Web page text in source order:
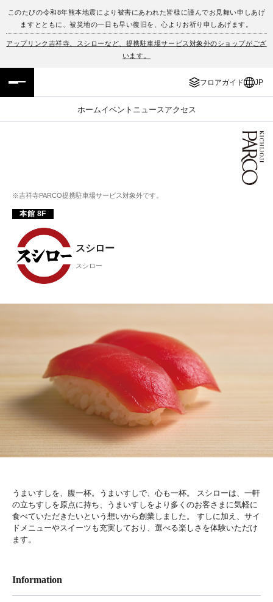
このたびの令和8年熊本地震により被害にあわれた皆様に謹んでお見舞い申しあげ
ますとともに、被災地の一日も早い復旧を、心よりお祈り申しあげます。
アップリンク吉祥寺、スシローなど、提携駐車場サービス対象外のショップがござ
います。
フロアガイド JP
ホームイベント ニュース アクセス
フロアガイド
イベント・ポップアップ
ニュース
JP
ENGLISH
簡体字
한국어
※吉祥寺PARCO提携駐車場サービス対象外です。
本館 8F
スシロー
スシロー
うまいすしを、腹一杯。うまいすしで、心も一杯。 スシローは、一軒
の立ちすしを原点に持ち、うまいすしをより多くのお客さまに気軽に
食べていただきたいという想いから創業しました。 すしに加え、サイ
ドメニューやスイーツも充実しており、選べる楽しさを体験いただけ
ます。
Information